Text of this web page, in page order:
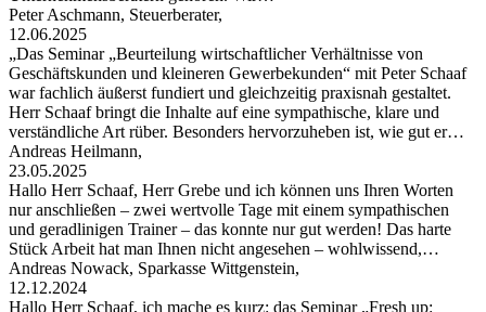
Peter Aschmann, Steuerberater,
12.06.2025
„Das Seminar „Beurteilung wirtschaftlicher Verhältnisse von
Geschäftskunden und kleineren Gewerbekunden“ mit Peter Schaaf
war fachlich äußerst fundiert und gleichzeitig praxisnah gestaltet.
Herr Schaaf bringt die Inhalte auf eine sympathische, klare und
verständliche Art rüber. Besonders hervorzuheben ist, wie gut er…
Andreas Heilmann,
23.05.2025
Hallo Herr Schaaf, Herr Grebe und ich können uns Ihren Worten
nur anschließen – zwei wertvolle Tage mit einem sympathischen
und geradlinigen Trainer – das konnte nur gut werden! Das harte
Stück Arbeit hat man Ihnen nicht angesehen – wohlwissend,…
Andreas Nowack, Sparkasse Wittgenstein,
12.12.2024
Hallo Herr Schaaf, ich mache es kurz: das Seminar „Fresh up: